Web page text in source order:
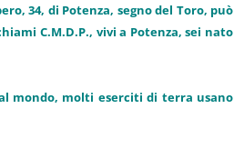
34, di Potenza, segno del Toro, può
C.M.D.P., vivi a Potenza, sei nato
mondo, molti eserciti di terra usano